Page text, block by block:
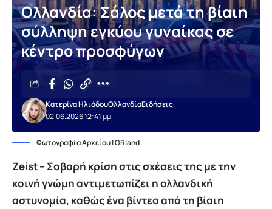
Ολλανδία: Σάλος μετά τη βίαιη
σύλληψη εγκύου γυναίκας σε
κέντρο προσφύγων
02.06.2026 12:41 μμ
Κατερίνα ΗλιάδουΟλλανδίαΕιδήσεις
Φωτογραφία Αρχείου | GRland
Zeist – Σοβαρή κρίση στις σχέσεις της με την
κοινή γνώμη αντιμετωπίζει η ολλανδική
αστυνομία, καθώς ένα βίντεο από τη βίαιη